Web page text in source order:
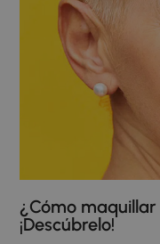
¿Cómo
¡Descúbrelo!